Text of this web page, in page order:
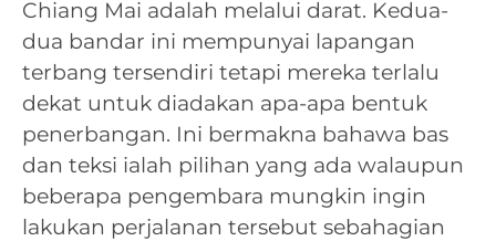
Chiang Mai adalah melalui darat. Kedua-
dua bandar ini mempunyai lapangan
terbang tersendiri tetapi mereka terlalu
dekat untuk diadakan apa-apa bentuk
penerbangan. Ini bermakna bahawa bas
dan teksi ialah pilihan yang ada walaupun
beberapa pengembara mungkin ingin
lakukan perjalanan tersebut sebahagian